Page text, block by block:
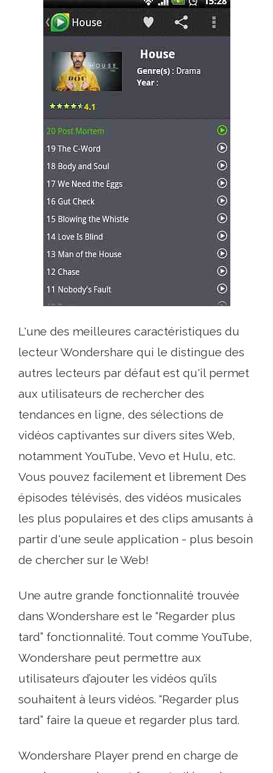
L'une des meilleures caractéristiques du
lecteur Wondershare qui le distingue des
autres lecteurs par défaut est qu'il permet
aux utilisateurs de rechercher des
tendances en ligne, des sélections de
vidéos captivantes sur divers sites Web,
notamment YouTube, Vevo et Hulu, etc.
Vous pouvez facilement et librement Des
épisodes télévisés, des vidéos musicales
les plus populaires et des clips amusants à
partir d'une seule application - plus besoin
de chercher sur le Web!
Une autre grande fonctionnalité trouvée
dans Wondershare est le “Regarder plus
tard” fonctionnalité. Tout comme YouTube,
Wondershare peut permettre aux
utilisateurs d’ajouter les vidéos qu’ils
souhaitent à leurs vidéos. “Regarder plus
tard” faire la queue et regarder plus tard.
Wondershare Player prend en charge de